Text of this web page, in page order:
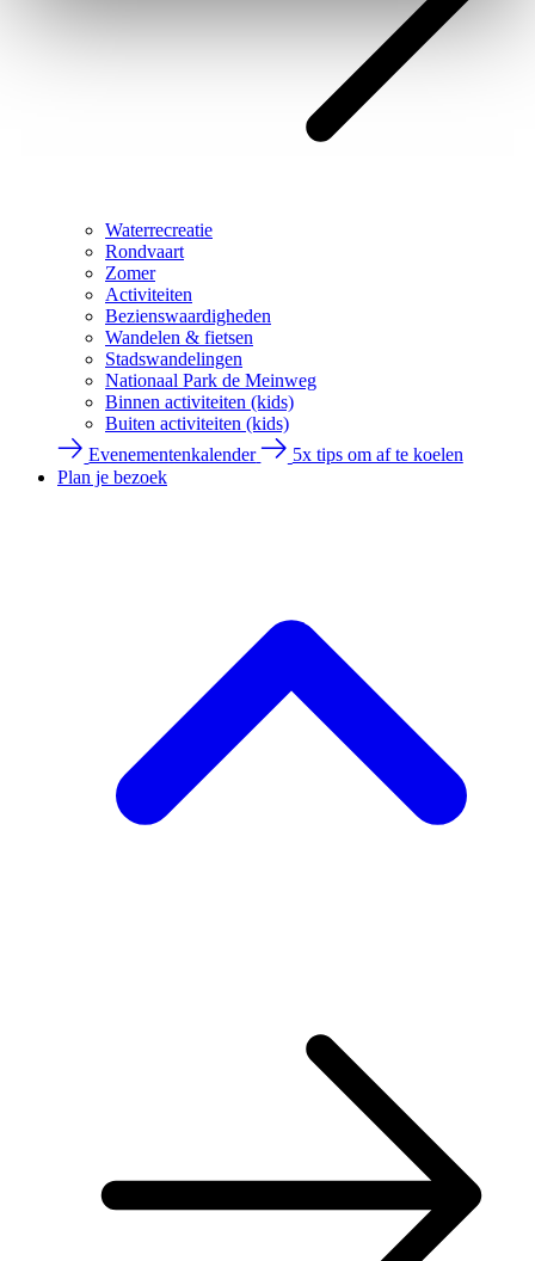
Waterrecreatie
Rondvaart
Zomer
Activiteiten
Bezienswaardigheden
Wandelen & fietsen
Stadswandelingen
Nationaal Park de Meinweg
Binnen activiteiten (kids)
Buiten activiteiten (kids)
Evenementenkalender
5x tips om af te koelen
Plan je bezoek